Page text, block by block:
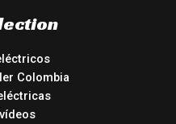
Colombia